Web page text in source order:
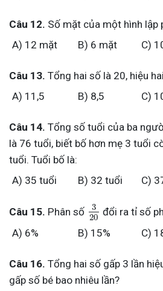
Câu 12. Số mặt của một hình lập
A) 12 mặt
B) 6 mặt C)
Câu 13. Tổng hai số là 20, hiệu
A) 11,5
B) 8,5 C)
Câu 14. Tổng số tuổi của ba
là 76 tuổi, biết bố hơn mẹ 3 tuổi
tuổi. Tuổi bố là:
A) 35 tuổi
B) 32 tuổi C)
Câu 15. Phân số
3
20 đổi ra tỉ số
A) 6%
B) 15% C)
Câu 16. Tổng hai số gấp 3 lần
gấp số bé bao nhiêu lần?